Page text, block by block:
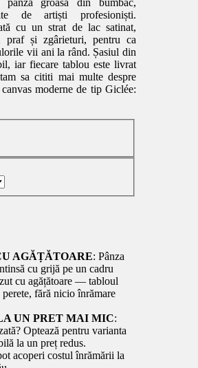
de artiști profesioniști.
cu un strat de lac satinat,
praf și zgârieturi, pentru ca
vii ani la rând. Șasiul din
iar fiecare tablou este livrat
sa cititi mai multe despre
moderne de tip Giclée:
AGĂȚĂTOARE: Pânza
cu grijă pe un cadru
cu agățătoare — tabloul
fără nicio înrămare
UN PRET MAI MIC:
Optează pentru varianta
la un preț redus.
acoperi costul înrămării la